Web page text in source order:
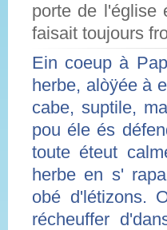
porte de l'église
faisait toujours
Ein coeup à
herbe, alòÿée à
cabe, suptile,
pou éle és
toute éteut
herbe en s'
obé d'létizons.
récheuffer